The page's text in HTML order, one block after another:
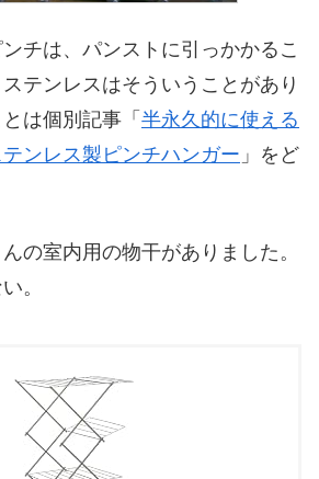
チは、パンストに引っかかるこ
テンレスはそういうことがあり
は個別記事「 半永久的に使える
テンレス製ピンチハンガー 」をど
の室内用の物干がありました。
。